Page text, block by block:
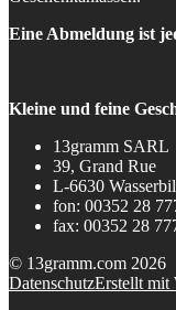
Eine Abmeldung ist
Kleine und feine
13gramm SARL
39, Grand Rue
L-6630
fon: 00352 28
fax: 00352 28
© 13gramm.com 2026
DatenschutzErstellt mit